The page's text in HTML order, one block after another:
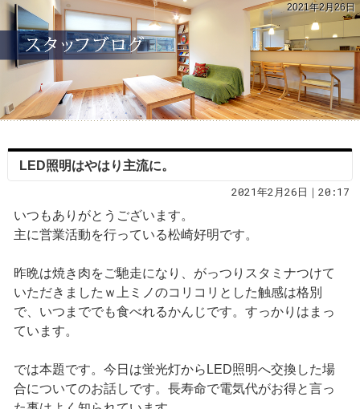
2021年2月26日
LED照明はやはり主流に。
2021年2月26日｜20:17
いつもありがとうございます。
主に営業活動を行っている松崎好明です。
昨晩は焼き肉をご馳走になり、がっつりスタミナつけて
いただきましたｗ上ミノのコリコリとした触感は格別
で、いつまででも食べれるかんじです。すっかりはまっ
ています。
では本題です。今日は蛍光灯からLED照明へ交換した場
合についてのお話しです。長寿命で電気代がお得と言っ